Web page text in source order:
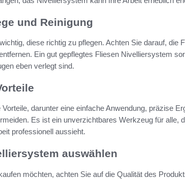
und Reinigung
diese richtig zu pflegen. Achten Sie darauf, die
Ein gut gepflegtes Fliesen Nivelliersystem
eben verlegt sind.
darunter eine einfache Anwendung, präzise
Es ist ein unverzichtbares Werkzeug für alle,
professionell aussieht.
auswählen
möchten, achten Sie auf die Qualität des